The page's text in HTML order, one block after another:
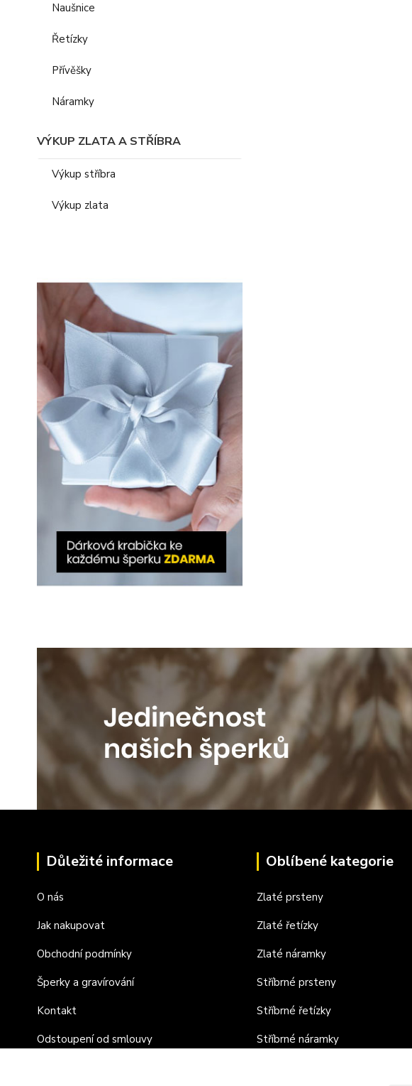
Naušnice
Řetízky
Přívěšky
Náramky
VÝKUP ZLATA A STŘÍBRA
Výkup stříbra
Výkup zlata
Důležité informace
O nás
Jak nakupovat
Obchodní podmínky
Šperky a gravírování
Kontakt
Odstoupení od smlouvy
Oblíbené kategorie
Zlaté prsteny
Zlaté řetízky
Zlaté náramky
Stříbrné prsteny
Stříbrné řetízky
Stříbrné náramky